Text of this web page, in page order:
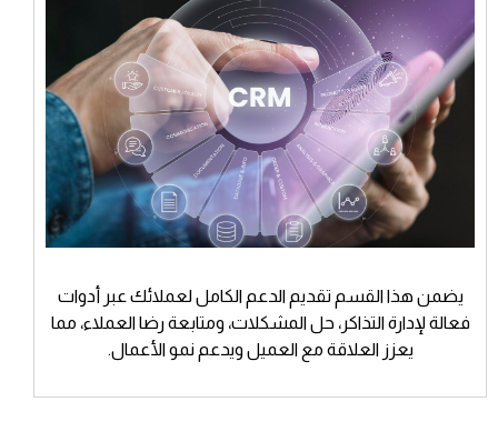
يضمن هذا القسم تقديم الدعم الكامل لعملائك عبر أدوات
فعالة لإدارة التذاكر، حل المشكلات، ومتابعة رضا العملاء، مما
يعزز العلاقة مع العميل ويدعم نمو الأعمال.